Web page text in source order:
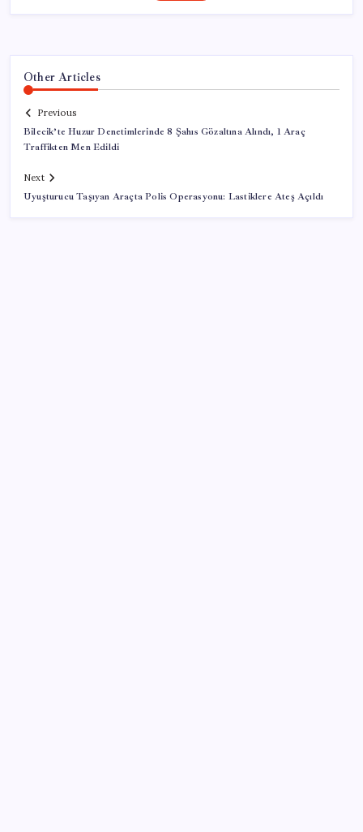
Other Articles
Previous
Bilecik’te Huzur Denetimlerinde 8 Şahıs Gözaltına Alındı, 1 Araç
Traffikten Men Edildi
Next
Uyuşturucu Taşıyan Araçta Polis Operasyonu: Lastiklere Ateş Açıldı